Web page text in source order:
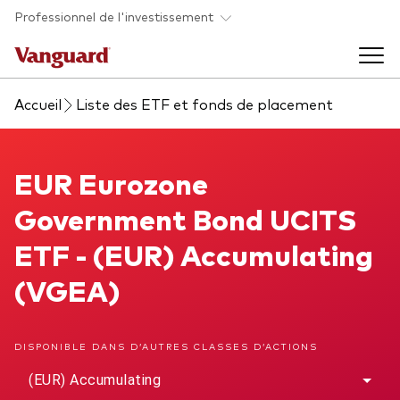
Skip to main content
Professionnel de l'investissement
Fonds et ETFs
Tous les produits
Analyses et événements
Back to main menu
Liste des analyses
À propos de Vanguard
Back to main menu
À propos de Vanguard
Accueil Liste des ETF et fonds de placement
EUR Eurozone Government Bond UCITS ETF
EUR Eurozone
Government Bond UCITS
ETF - (EUR) Accumulating
(VGEA)
DISPONIBLE DANS D’AUTRES CLASSES D’ACTIONS
(EUR) Accumulating